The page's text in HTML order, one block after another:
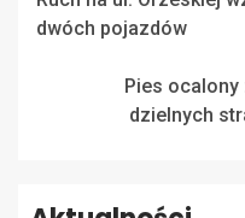
Reading
dwóch pojazdów
Pies
dzielnych